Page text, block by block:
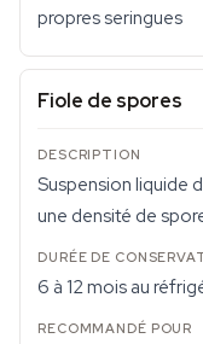
propres seringues
Fiole de spores
Suspension liquide
une densité de
6 à 12 mois au